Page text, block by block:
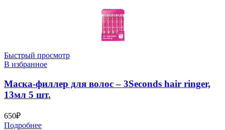
Быстрый просмотр
В избранное
Маска-филлер для волос – 3Seconds hair ringer,
13мл 5 шт.
650₽
Подробнее